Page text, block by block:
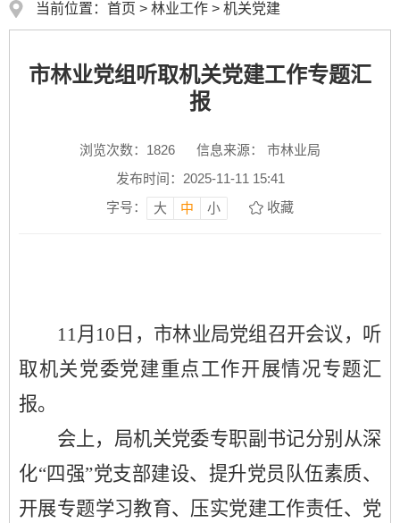
当前位置： 首页 > 林业工作 > 机关党建
市林业党组听取机关党建工作专题汇
报
浏览次数： 1826
信息来源： 市林业局
发布时间：2025-11-11 15:41
字号：
大 中 小 收藏
11月10日，市林业局党组召开会议，听
取机关党委党建重点工作开展情况专题汇
报。
会上，局机关党委专职副书记分别从深
化“四强”党支部建设、提升党员队伍素质、
开展专题学习教育、压实党建工作责任、党